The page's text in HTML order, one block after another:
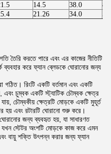
14.5 38.0
8.6
21.26 34.0 5.9
তৈরি করতে পারে এবং এর কাজের নীতিটি
ব্যবহার করে ফ্যান ব্লেডকে ঘোরানোর জন্য
গঠিত। রিংটি একটি বর্তমান এবং একটি
চুম্বক একটি স্ট্যাটিক চৌম্বক ক্ষেত্র
চৌম্বকীয় ক্ষেত্রটি মোড়কে একটি মুহূর্ত
হয় এবং রটারটি ঘোরানো শুরু করে।
জন্য ব্যবহৃত হয়, যা সাধারণত
যখন স্টেটর অংশটি মোড়কে কাজ করে এমন
বায়ু শক্তি উৎপন্ন করার জন্য ফ্যান